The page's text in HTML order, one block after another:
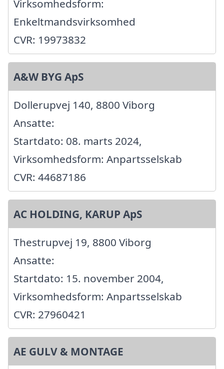
Virksomhedsform:
Enkeltmandsvirksomhed
CVR: 19973832
A&W BYG ApS
Dollerupvej 140, 8800 Viborg
Ansatte:
Startdato: 08. marts 2024,
Virksomhedsform: Anpartsselskab
CVR: 44687186
AC HOLDING, KARUP ApS
Thestrupvej 19, 8800 Viborg
Ansatte:
Startdato: 15. november 2004,
Virksomhedsform: Anpartsselskab
CVR: 27960421
AE GULV & MONTAGE